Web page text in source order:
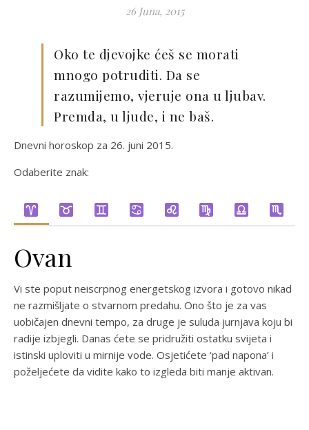
26 Juna, 2015
Oko te djevojke ćeš se morati
mnogo potruditi. Da se
razumijemo, vjeruje ona u ljubav.
Premda, u ljude, i ne baš.
Dnevni horoskop za 26. juni 2015.
Odaberite znak:
Ovan
Vi ste poput neiscrpnog energetskog izvora i gotovo nikad
ne razmišljate o stvarnom predahu. Ono što je za vas
uobičajen dnevni tempo, za druge je suluda jurnjava koju bi
radije izbjegli. Danas ćete se pridružiti ostatku svijeta i
istinski uploviti u mirnije vode. Osjetićete ‘pad napona’ i
poželjećete da vidite kako to izgleda biti manje aktivan.